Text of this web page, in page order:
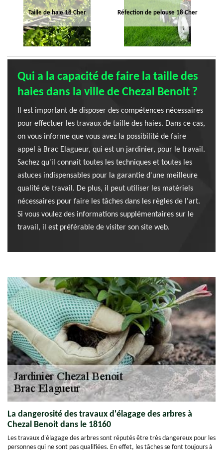
Taille de haie 18 Cher Réfection de pelouse 18 Cher
Qui a la capacité de faire la taille des
haies dans la ville de Chezal Benoit ?
Il est important de disposer des compétences nécessaires
pour effectuer les travaux de taille des haies. Dans ce cas,
on vous informe que vous avez la possibilité de faire
appel à Brac Elagueur, qui est un jardinier, pour le travail.
Sachez qu'il connait toutes les techniques et toutes les
astuces indispensables pour la garantie d'une meilleure
qualité de travail. De plus, il peut utiliser les matériels
nécessaires pour faire les tâches dans les règles de l'art.
Si vous voulez des informations supplémentaires sur le
travail, il est préférable de visiter son site web.
La dangerosité des travaux d'élagage des arbres à
Chezal Benoit dans le 18160
Les travaux d'élagage des arbres sont réputés être très dangereux pour les
personnes qui ne sont pas qualifiées. En effet, les tâches se font toujours à